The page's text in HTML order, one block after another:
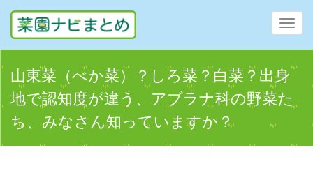
山東菜（べか菜）？しろ菜？白菜？出身
地で認知度が違う、アブラナ科の野菜た
ち、みなさん知っていますか？